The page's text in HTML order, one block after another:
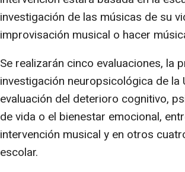
investigación de las músicas de su
improvisación musical o hacer
Se realizarán cinco evaluaciones, la
investigación neuropsicológica de
evaluación del deterioro cognitivo,
de vida o el bienestar emocional,
intervención musical y en otros
escolar.